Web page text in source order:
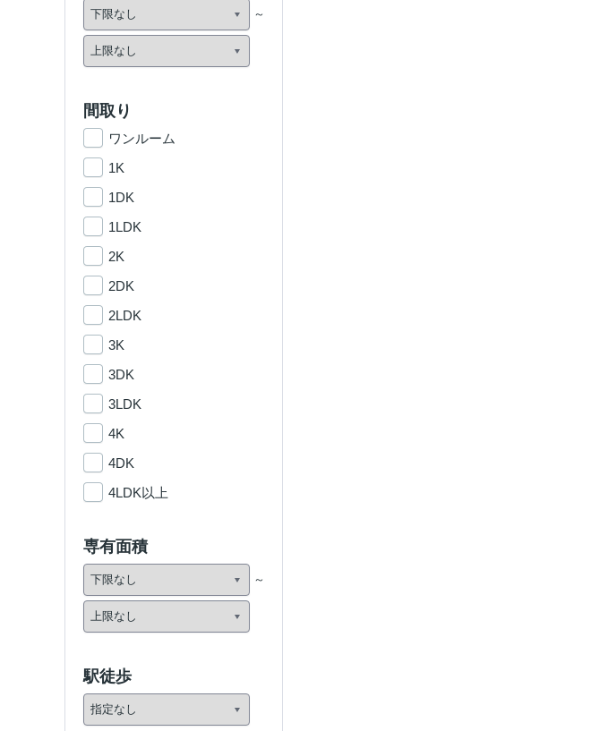
間取り
ワンルーム
1K
1DK
1LDK
2K
2DK
2LDK
3K
3DK
3LDK
4K
4DK
4LDK以上
専有面積
駅徒歩